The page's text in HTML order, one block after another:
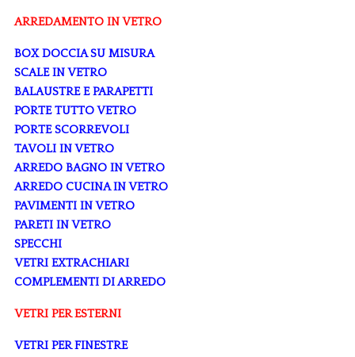
ARREDAMENTO IN VETRO
BOX DOCCIA SU MISURA
SCALE IN VETRO
BALAUSTRE E PARAPETTI
PORTE TUTTO VETRO
PORTE SCORREVOLI
TAVOLI IN VETRO
ARREDO BAGNO IN VETRO
ARREDO CUCINA IN VETRO
PAVIMENTI IN VETRO
PARETI IN VETRO
SPECCHI
VETRI EXTRACHIARI
COMPLEMENTI DI ARREDO
VETRI PER ESTERNI
VETRI PER FINESTRE